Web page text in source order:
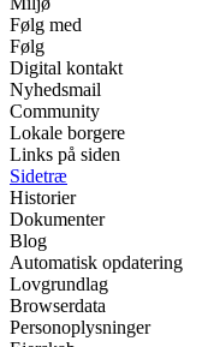
Følg med
Følg
Digital kontakt
Nyhedsmail
Community
Lokale borgere
Links på siden
Sidetræ
Historier
Dokumenter
Blog
Automatisk opdatering
Lovgrundlag
Browserdata
Personoplysninger